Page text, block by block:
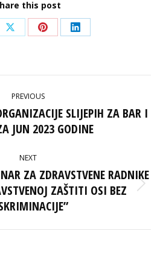
this post
Share
X
Share
Pinterest
Share
LinkedIn
PREVIOUS
Previous
post:
SLIJEPIH ZA BAR I
JUN 2023 GODINE
NEXT
Next
post:
ZA ZDRAVSTVENE RADNIKE
ZAŠTITI OSI BEZ